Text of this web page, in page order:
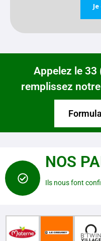
Appelez le 33
remplissez
NOS
Ils nous font